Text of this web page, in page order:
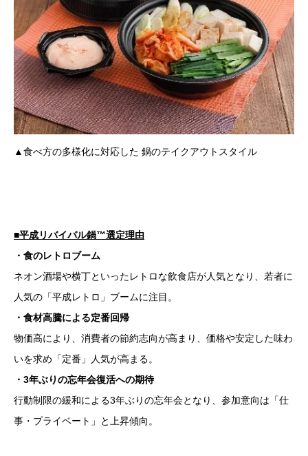
▲食べ方の多様化に対応した 鍋のテイクアウトスタイル
■平成リバイバル鍋™選定理由
・食のレトロブーム
ネオン酒場や横丁といったレトロな飲食店が人気となり、若者に
人気の「平成レトロ」ブームに注目。
・食材高騰による定番回帰
物価高により、消費者の節約志向が高まり、価格や安定した味わ
いを求め「定番」人気が高まる。
・3年ぶりの忘年会復活への期待
行動制限の緩和による3年ぶりの忘年会となり、参加意向は「仕
事・プライベート」と上昇傾向。